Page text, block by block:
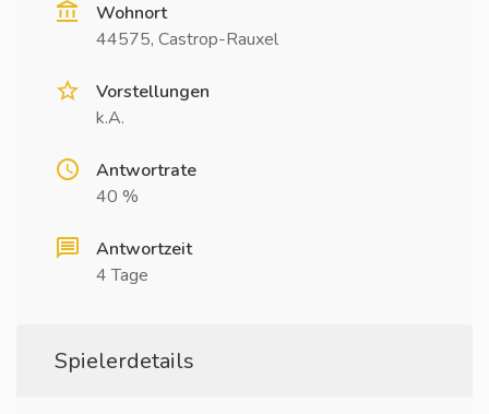
Wohnort
44575, Castrop-Rauxel
Vorstellungen
k.A.
Antwortrate
40 %
Antwortzeit
4 Tage
Spielerdetails